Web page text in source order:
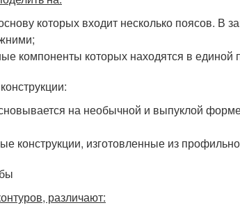
которых входит несколько поясов. В
компоненты которых находятся в единой
на необычной и выпуклой
конструкции, изготовленные из
различают: